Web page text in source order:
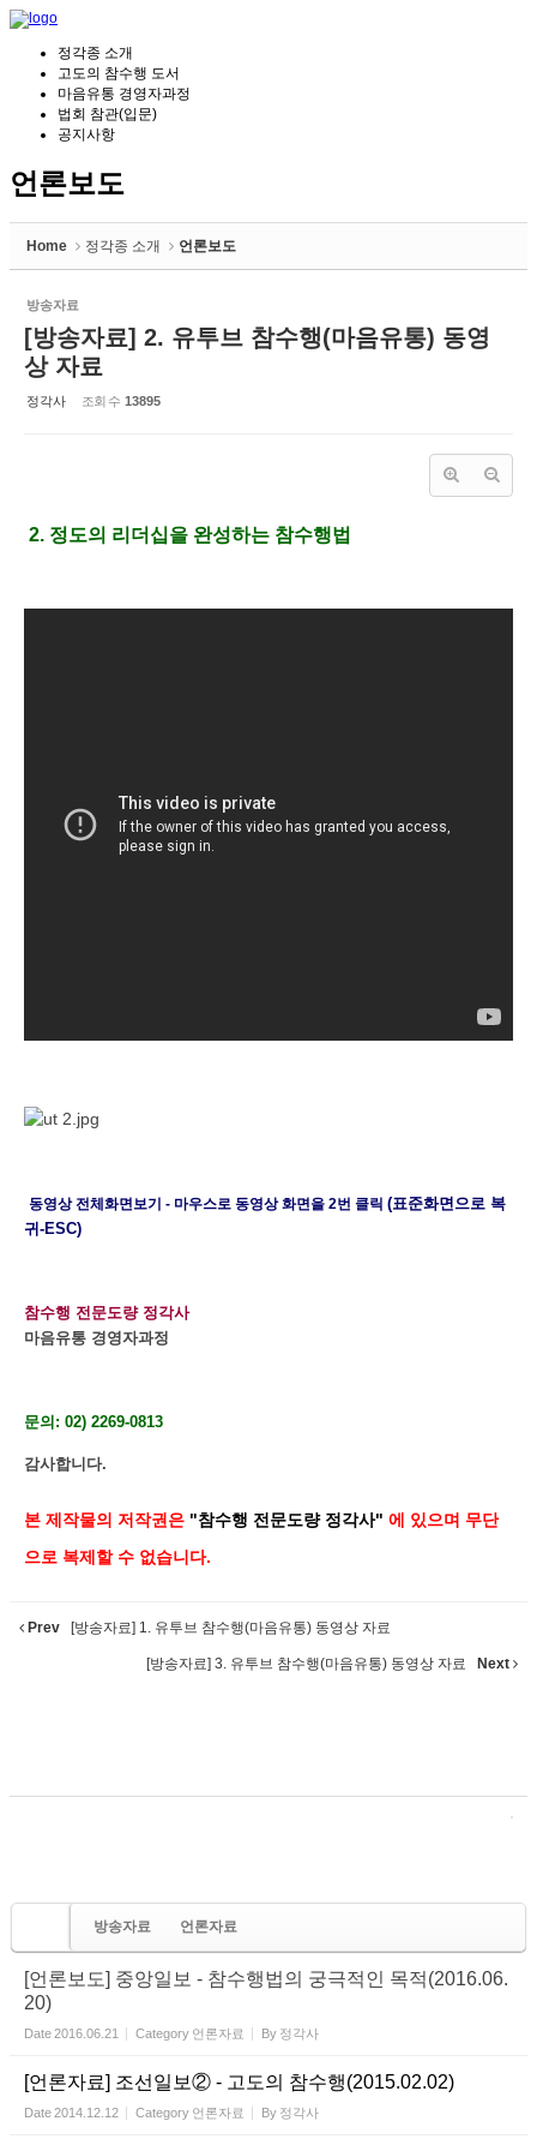
정각종 소개
고도의 참수행 도서
마음유통 경영자과정
법회 참관(입문)
공지사항
언론보도
Home 정각종 소개 언론보도
방송자료
[방송자료] 2. 유투브 참수행(마음유통) 동영
상 자료
정각사 조회 수 13895
2. 정도의 리더십을 완성하는 참수행법
동영상 전체화면보기 - 마우스로 동영상 화면을 2번 클릭 (표준화면으로 복
귀-ESC)
참수행 전문도량 정각사
마음유통 경영자과정
문의: 02) 2269-0813
감사합니다.
본 제작물의 저작권은 "참수행 전문도량 정각사" 에 있으며 무단
으로 복제할 수 없습니다.
Prev [방송자료] 1. 유투브 참수행(마음유통) 동영상 자료
[방송자료] 3. 유투브 참수행(마음유통) 동영상 자료 Next
방송자료 언론자료
[언론보도] 중앙일보 - 참수행법의 궁극적인 목적(2016.06.
20)
Date2016.06.21 Category 언론자료 By 정각사
[언론자료] 조선일보② - 고도의 참수행(2015.02.02)
Date2014.12.12 Category 언론자료 By 정각사